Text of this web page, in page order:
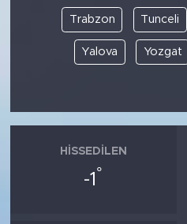
Trabzon Tunceli
Yalova Yozgat
HISSEDILEN
-1 °